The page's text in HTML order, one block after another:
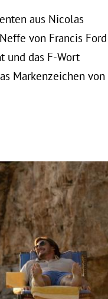
aus Nicolas
von Francis Ford
und das F-Wort
Markenzeichen von